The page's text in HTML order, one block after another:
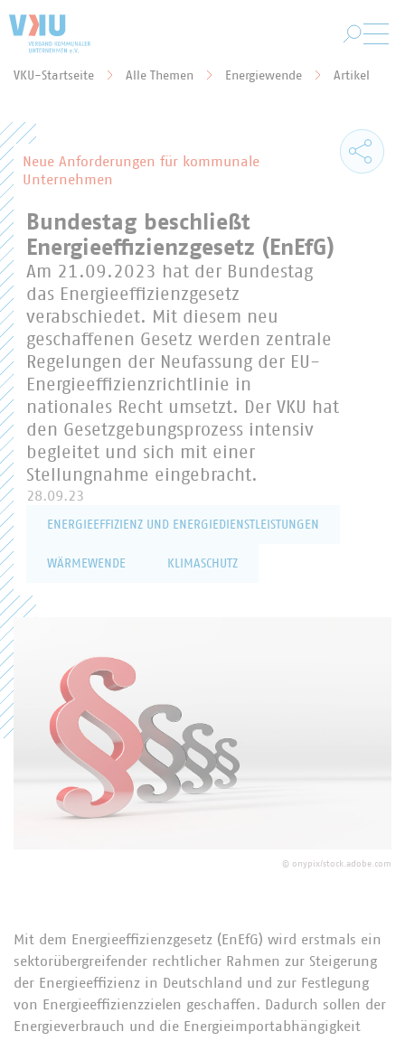
VKU-Startseite Alle Themen Energiewende Artikel
Neue Anforderungen für kommunale
Unternehmen
Bundestag beschließt
Energieeffizienzgesetz (EnEfG)
Am 21.09.2023 hat der Bundestag
das Energieeffizienzgesetz
verabschiedet. Mit diesem neu
geschaffenen Gesetz werden zentrale
Regelungen der Neufassung der EU-
Energieeffizienzrichtlinie in
nationales Recht umsetzt. Der VKU hat
den Gesetzgebungsprozess intensiv
begleitet und sich mit einer
Stellungnahme eingebracht.
28.09.23
ENERGIEEFFIZIENZ UND ENERGIEDIENSTLEISTUNGEN
WÄRMEWENDE KLIMASCHUTZ
© onypix/stock.adobe.com
Mit dem Energieeffizienzgesetz (EnEfG) wird erstmals ein
sektorübergreifender rechtlicher Rahmen zur Steigerung
der Energieeffizienz in Deutschland und zur Festlegung
von Energieeffizienzzielen geschaffen. Dadurch sollen der
Energieverbrauch und die Energieimportabhängigkeit